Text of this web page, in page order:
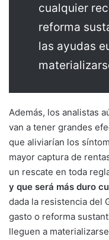
cualquier
reforma
las ayudas
Además, los analistas
van a tener grandes
que aliviarían los
mayor captura de
un rescate en toda
y que será más duro
dada la resistencia del
gasto o reforma
lleguen a